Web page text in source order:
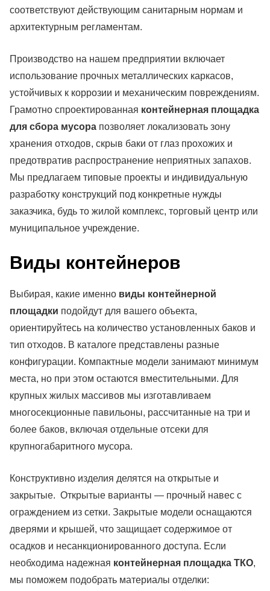
соответствуют действующим санитарным нормам и
архитектурным регламентам.
Производство на нашем предприятии включает
использование прочных металлических каркасов,
устойчивых к коррозии и механическим повреждениям.
Грамотно спроектированная контейнерная площадка
для сбора мусора позволяет локализовать зону
хранения отходов, скрыв баки от глаз прохожих и
предотвратив распространение неприятных запахов.
Мы предлагаем типовые проекты и индивидуальную
разработку конструкций под конкретные нужды
заказчика, будь то жилой комплекс, торговый центр или
муниципальное учреждение.
Виды контейнеров
Выбирая, какие именно виды контейнерной
площадки подойдут для вашего объекта,
ориентируйтесь на количество установленных баков и
тип отходов. В каталоге представлены разные
конфигурации. Компактные модели занимают минимум
места, но при этом остаются вместительными. Для
крупных жилых массивов мы изготавливаем
многосекционные павильоны, рассчитанные на три и
более баков, включая отдельные отсеки для
крупногабаритного мусора.
Конструктивно изделия делятся на открытые и
закрытые. Открытые варианты — прочный навес с
ограждением из сетки. Закрытые модели оснащаются
дверями и крышей, что защищает содержимое от
осадков и несанкционированного доступа. Если
необходима надежная контейнерная площадка ТКО,
мы поможем подобрать материалы отделки: